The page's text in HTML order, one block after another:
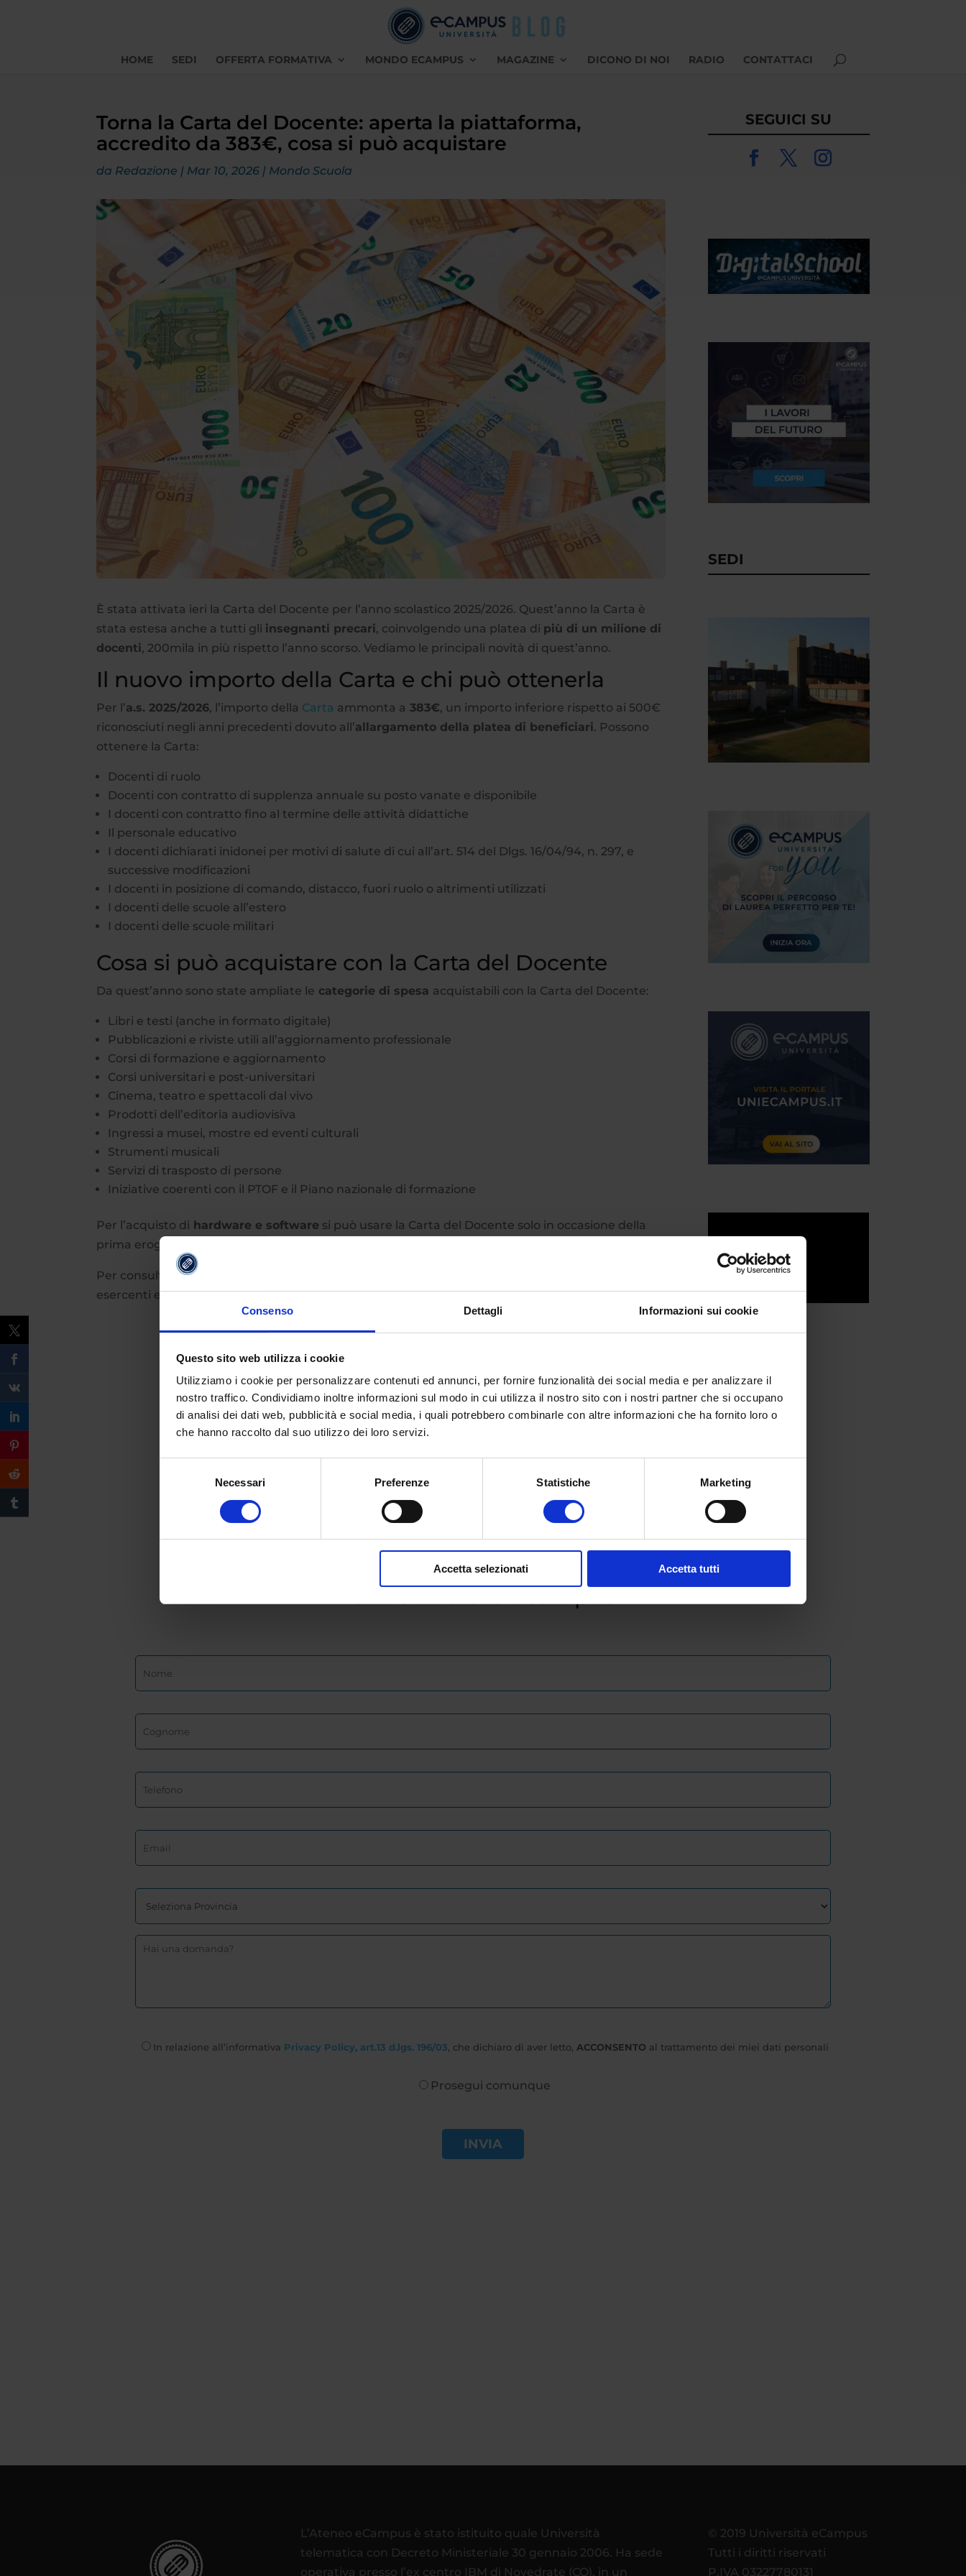
Consenso Dettagli Informazioni sui cookie
Questo sito web utilizza i cookie
Utilizziamo i cookie per personalizzare contenuti ed annunci, per fornire funzionalità dei social media e per analizzare il
nostro traffico. Condividiamo inoltre informazioni sul modo in cui utilizza il nostro sito con i nostri partner che si occupano
di analisi dei dati web, pubblicità e social media, i quali potrebbero combinarle con altre informazioni che ha fornito loro o
che hanno raccolto dal suo utilizzo dei loro servizi.
Necessari Preferenze Statistiche Marketing
Accetta selezionati Accetta tutti
HOME SEDI OFFERTA FORMATIVA MONDO ECAMPUS MAGAZINE DICONO DI NOI RADIO CONTATTACI
Torna la Carta del Docente: aperta la piattaforma,
accredito da 383€, cosa si può acquistare
da Redazione | Mar 10, 2026 | Mondo Scuola
È stata attivata ieri la Carta del Docente per l’anno scolastico 2025/2026. Quest’anno la Carta è
stata estesa anche a tutti gli insegnanti precari, coinvolgendo una platea di più di un milione di
docenti, 200mila in più rispetto l’anno scorso. Vediamo le principali novità di quest’anno.
Il nuovo importo della Carta e chi può ottenerla
Per l’a.s. 2025/2026, l’importo della Carta ammonta a 383€, un importo inferiore rispetto ai 500€
riconosciuti negli anni precedenti dovuto all’allargamento della platea di beneficiari. Possono
ottenere la Carta:
Docenti di ruolo
Docenti con contratto di supplenza annuale su posto vanate e disponibile
I docenti con contratto fino al termine delle attività didattiche
Il personale educativo
I docenti dichiarati inidonei per motivi di salute di cui all’art. 514 del Dlgs. 16/04/94, n. 297, e
successive modificazioni
I docenti in posizione di comando, distacco, fuori ruolo o altrimenti utilizzati
I docenti delle scuole all’estero
I docenti delle scuole militari
Cosa si può acquistare con la Carta del Docente
Da quest’anno sono state ampliate le categorie di spesa acquistabili con la Carta del Docente:
Libri e testi (anche in formato digitale)
Pubblicazioni e riviste utili all’aggiornamento professionale
Corsi di formazione e aggiornamento
Corsi universitari e post-universitari
Cinema, teatro e spettacoli dal vivo
Prodotti dell’editoria audiovisiva
Ingressi a musei, mostre ed eventi culturali
Strumenti musicali
Servizi di trasposto di persone
Iniziative coerenti con il PTOF e il Piano nazionale di formazione
Per l’acquisto di hardware e software si può usare la Carta del Docente solo in occasione della
prima erogazione della Carta e successivamente ogni quattro anni.
Per consultare il proprio portafoglio elettronico, generare e gestire i buoni di spesa e usarli presso
esercenti ed enti di formazione aderenti visitare il sitowww.cartadeldocente.istruzione.it.
SEGUICI SU
SEDI
Compila il form e richiedi informazioni sull’offerta formativa
dell’Università eCampus
In relazione all’informativa Privacy Policy, art.13 d.lgs. 196/03 , che dichiaro di aver letto, ACCONSENTO al trattamento dei miei dati personali
Prosegui comunque
L’Ateneo eCampus è stato istituito quale Università
telematica con Decreto Ministeriale 30 gennaio 2006. Ha sede
operativa presso l’ex centro IBM di Novedrate (CO), in un
© 2019 Università eCampus
Tutti i diritti riservati
P.IVA 03227780131